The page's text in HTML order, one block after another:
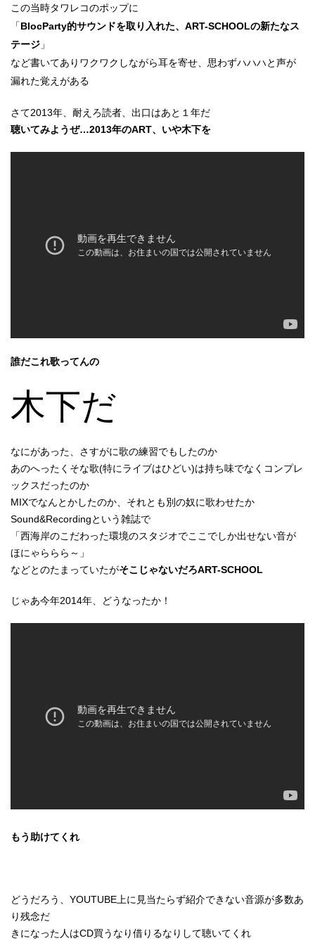
この当時タワレコのポップに
「BlocParty的サウンドを取り入れた、ART-SCHOOLの新たなス
テージ 」
など書いてありワクワクしながら耳を寄せ、思わずハハハと声が
漏れた覚えがある
さて2013年、耐えろ読者、出口はあと１年だ
聴いてみようぜ…2013年のART、いや木下を
誰だこれ歌ってんの
木下だ
なにがあった、さすがに歌の練習でもしたのか
あのへったくそな歌(特にライブはひどい)は持ち味でなくコンプレ
ックスだったのか
MIXでなんとかしたのか、それとも別の奴に歌わせたか
Sound&Recordingという雑誌で
「西海岸のこだわった環境のスタジオでここでしか出せない音が
ほにゃららら～」
などとのたまっていたがそこじゃないだろART-SCHOOL
じゃあ今年2014年、どうなったか！
もう助けてくれ
どうだろう、YOUTUBE上に見当たらず紹介できない音源が多数あ
り残念だ
きになった人はCD買うなり借りるなりして聴いてくれ